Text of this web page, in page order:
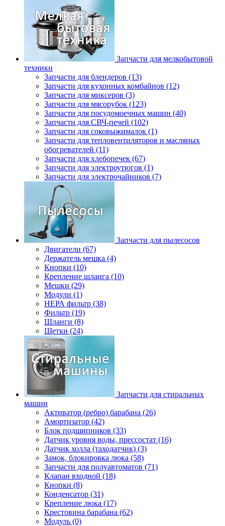
Запчасти для мелкобытовой
техники
Запчасти для блендеров (13)
Запчасти для кухонных комбайнов (12)
Запчасти для миксеров (3)
Запчасти для мясорубок (123)
Запчасти для посудомоечных машин (40)
Запчасти для СВЧ-печей (102)
Запчасти для соковыжималок (1)
Запчасти для тепловентиляторов и масляных
обогревателей (11)
Запчасти для хлебопечек (67)
Запчасти для электроутюгов (1)
Запчасти для электрочайников (7)
Запчасти для пылесосов
Двигатели (67)
Держатель мешка (4)
Кнопки (10)
Крепление шланга (10)
Мешки (29)
Модули (1)
НЕРА фильтр (38)
Фильтр (19)
Шланги (8)
Щетки (24)
Запчасти для стиральных
машин
Активатор (ребро) барабана (26)
Амортизатор (42)
Блок подшипников (33)
Датчик уровня воды, прессостат (16)
Датчик холла (таходатчик) (3)
Замок, блокировка люка (58)
Запчасти для полуавтоматов (71)
Клапан входной (18)
Кнопки (8)
Конденсатор (31)
Крепление люка (17)
Крестовина барабана (62)
Модуль (0)